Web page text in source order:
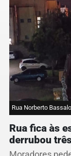
Rua Norberto
Rua fica às
derrubou